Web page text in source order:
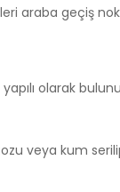
araba geçiş
olarak
veya kum